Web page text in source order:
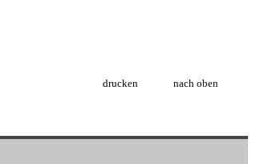
drucken nach oben